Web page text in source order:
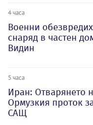
4 часа
Военни
снаряд в частен
Видин
5 часа
Иран: Отварянето
Ормузкия проток
САЩ